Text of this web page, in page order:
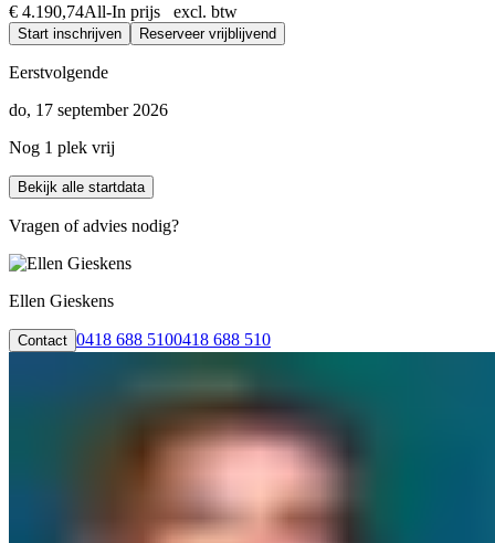
€ 4.190,74All-In prijs excl. btw
Start inschrijven Reserveer vrijblijvend
Eerstvolgende
do, 17 september 2026
Nog 1 plek vrij
Bekijk alle startdata
Vragen of advies nodig?
Ellen Gieskens
Contact 0418 688 5100418 688 510